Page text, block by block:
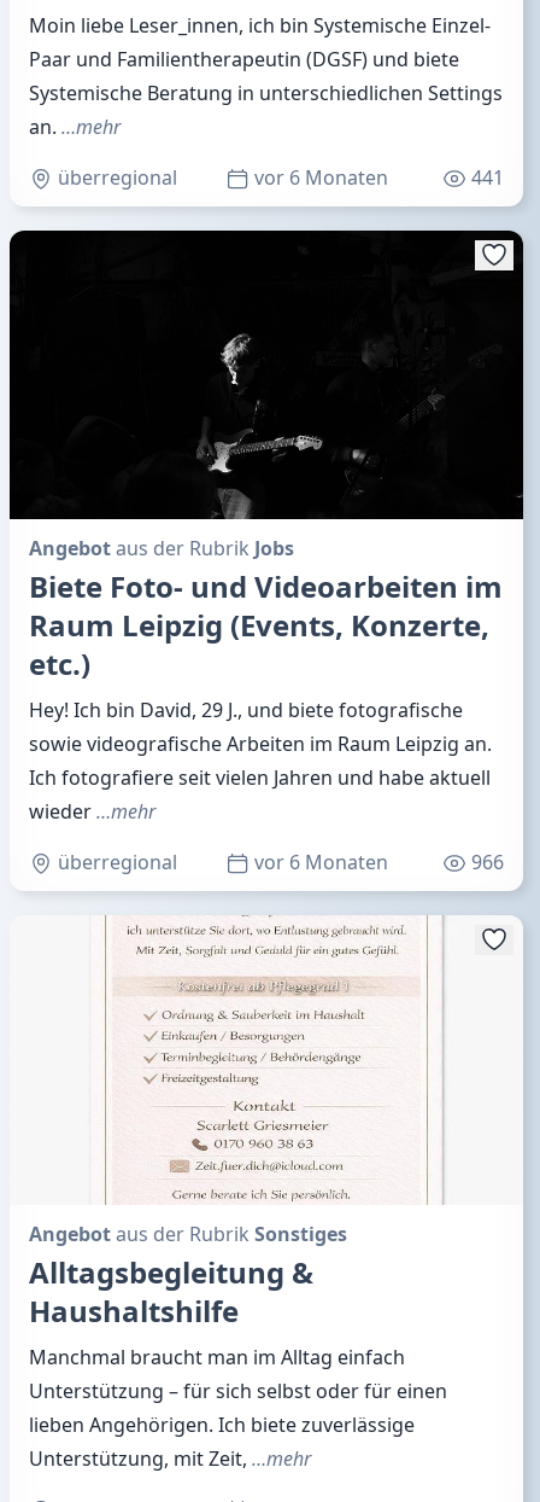
Moin liebe Leser_innen, ich bin Systemische Einzel-
Paar und Familientherapeutin (DGSF) und biete
Systemische Beratung in unterschiedlichen Settings
an. …mehr
überregional
vor 6 Monaten 441
Angebotaus der Rubrik Jobs
Biete Foto- und Videoarbeiten im
Raum Leipzig (Events, Konzerte,
etc.)
Hey! Ich bin David, 29 J., und biete fotografische
sowie videografische Arbeiten im Raum Leipzig an.
Ich fotografiere seit vielen Jahren und habe aktuell
wieder…mehr
überregional
vor 6 Monaten 966
Angebotaus der Rubrik Sonstiges
Alltagsbegleitung &
Haushaltshilfe
Manchmal braucht man im Alltag einfach
Unterstützung – für sich selbst oder für einen
lieben Angehörigen. Ich biete zuverlässige
Unterstützung, mit Zeit, …mehr